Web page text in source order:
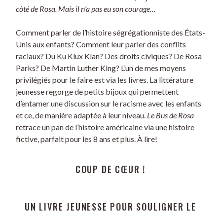
côté de Rosa. Mais il n’a pas eu son courage…
Comment parler de l’histoire ségrégationniste des États-
Unis aux enfants? Comment leur parler des conflits
raciaux? Du Ku Klux Klan? Des droits civiques? De Rosa
Parks? De Martin Luther King? L’un de mes moyens
privilégiés pour le faire est via les livres. La littérature
jeunesse regorge de petits bijoux qui permettent
d’entamer une discussion sur le racisme avec les enfants
et ce, de manière adaptée à leur niveau. Le Bus de Rosa
retrace un pan de l’histoire américaine via une histoire
fictive, parfait pour les 8 ans et plus. À lire!
COUP DE CŒUR !
UN LIVRE JEUNESSE POUR SOULIGNER LE